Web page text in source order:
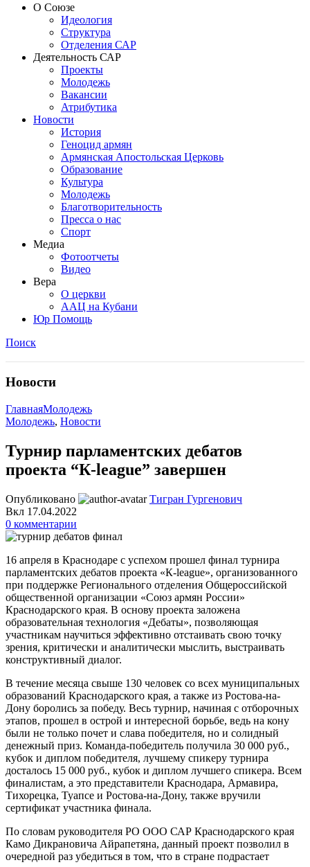
О Союзе
Идеология
Структура
Отделения САР
Деятельность САР
Проекты
Молодежь
Вакансии
Атрибутика
Новости
История
Геноцид армян
Армянская Апостольская Церковь
Образование
Культура
Молодежь
Благотворительность
Пресса о нас
Спорт
Медиа
Фотоотчеты
Видео
Вера
О церкви
ААЦ на Кубани
Юр Помощь
Поиск
Новости
ГлавнаяМолодежь
Молодежь, Новости
Турнир парламентских дебатов
проекта “К-league” завершен
Опубликовано
Тигран Гургенович
Вкл 17.04.2022
0 комментарии
16 апреля в Краснодаре с успехом прошел финал турнира
парламентских дебатов проекта «К-league», организованного
при поддержке Регионального отделения Общероссийской
общественной организации «Союз армян России»
Краснодарского края. В основу проекта заложена
образовательная технология «Дебаты», позволяющая
участникам научиться эффективно отстаивать свою точку
зрения, критически и аналитически мыслить, выстраивать
конструктивный диалог.
В течение месяца свыше 130 человек со всех муниципальных
образований Краснодарского края, а также из Ростова-на-
Дону боролись за победу. Весь турнир, начиная с отборочных
этапов, прошел в острой и интересной борьбе, ведь на кону
были не только почет и слава победителя, но и солидный
денежный приз. Команда-победитель получила 30 000 руб.,
кубок и диплом победителя, лучшему спикеру турнира
досталось 15 000 руб., кубок и диплом лучшего спикера. Всем
финалистам, а это представители Краснодара, Армавира,
Тихорецка, Туапсе и Ростова-на-Дону, также вручили
сертификат участника финала.
По словам руководителя РО ООО САР Краснодарского края
Камо Дикрановича Айрапетяна, данный проект позволил в
очередной раз убедиться в том, что в стране подрастает